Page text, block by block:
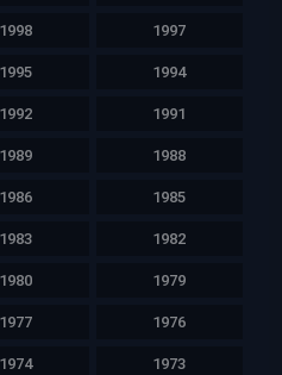
1998 1997
1995 1994
1992 1991
1989 1988
1986 1985
1983 1982
1980 1979
1977 1976
1974 1973